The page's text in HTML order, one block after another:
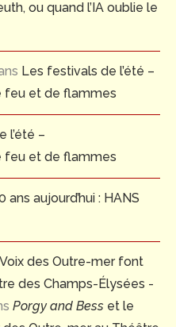
ou quand l’IA oublie le
Les festivals de l’été –
feu et de flammes
l’été –
feu et de flammes
ans aujourd’hui : HANS
des Outre-mer font
des Champs-Élysées -
Porgy and Bess et le